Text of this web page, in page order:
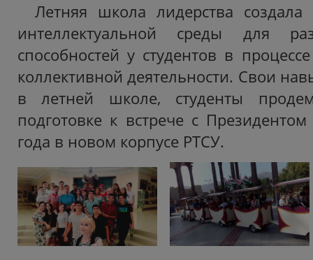
Летняя школа лидерства создала
интеллектуальной среды для
способностей у студентов в
коллективной деятельности. Свои
в летней школе, студенты
подготовке к встрече с
года в новом корпусе РТСУ.